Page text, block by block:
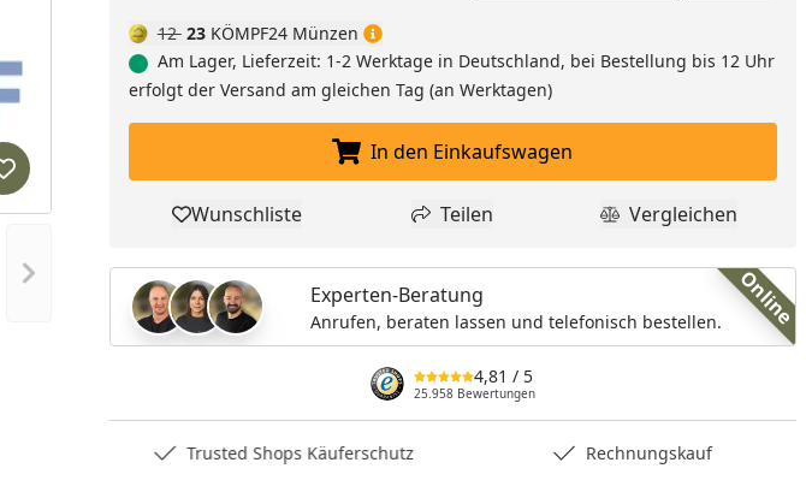
Nächstes Bild anzeigen
Produkt zur Wunschliste hinzufügen
12 23 KÖMPF24 Münzen
Am Lager, Lieferzeit: 1-2 Werktage in Deutschland, bei Bestellung bis 12 Uhr
erfolgt der Versand am gleichen Tag (an Werktagen)
In den Einkaufswagen legen
In den Einkaufswagen
Produkt zur Wunschliste hinzufügen
Wunschliste Teilen
Teilen Produkt
Vergleichen
Online
Experten-Beratung
Anrufen, beraten lassen und telefonisch bestellen.
4,81 / 5
25.958 Bewertungen
Trusted Shops Käuferschutz Rechnungskauf